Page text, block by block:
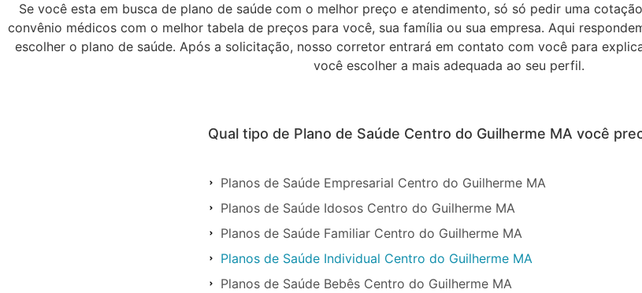
Se você esta em busca de plano de saúde com o melhor preço e atendimento, só só pedir uma
convênio médicos com o melhor tabela de preços para você, sua família ou sua empresa. Aqui
escolher o plano de saúde. Após a solicitação, nosso corretor entrará em contato com você para
você escolher a mais adequada ao seu perfil.
Qual tipo de Plano de Saúde Centro do Guilherme MA você
Planos de Saúde Empresarial Centro do Guilherme MA
Planos de Saúde Idosos Centro do Guilherme MA
Planos de Saúde Familiar Centro do Guilherme MA
Planos de Saúde Individual Centro do Guilherme MA
Planos de Saúde Bebês Centro do Guilherme MA